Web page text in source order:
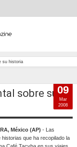
su historia
sobre su
México (AP) - Las
historias que ha recopilado la
09
Mar
2008